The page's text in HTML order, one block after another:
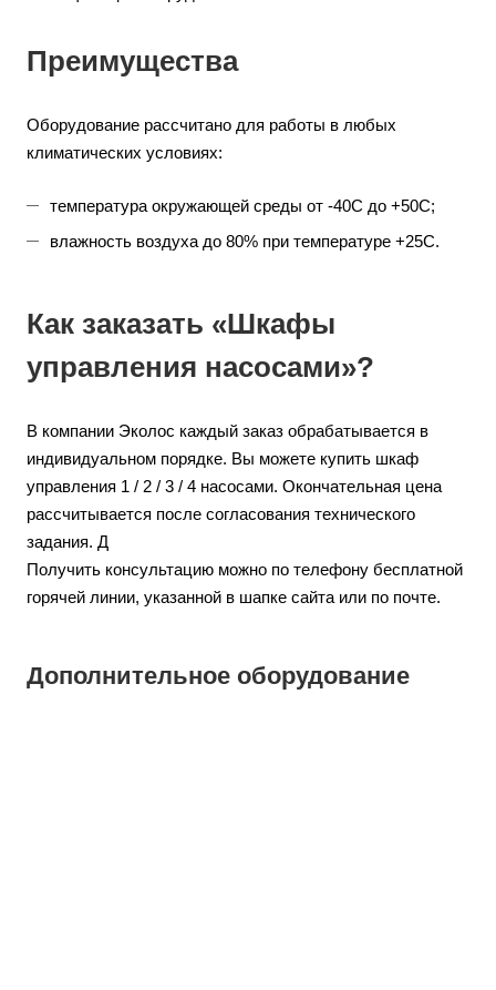
Преимущества
Оборудование рассчитано для работы в любых
климатических условиях:
температура окружающей среды от -40С до +50С;
влажность воздуха до 80% при температуре +25С.
Как заказать «Шкафы
управления насосами»?
В компании Эколос каждый заказ обрабатывается в
индивидуальном порядке. Вы можете купить шкаф
управления 1 / 2 / 3 / 4 насосами. Окончательная цена
рассчитывается после согласования технического
задания. Д
Получить консультацию можно по телефону бесплатной
горячей линии, указанной в шапке сайта или по почте.
Дополнительное оборудование